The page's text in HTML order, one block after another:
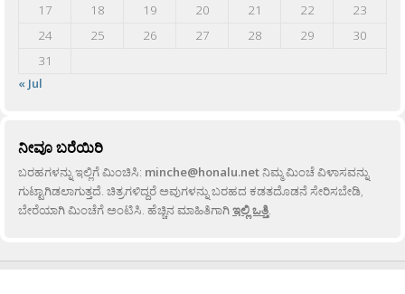
17
18 19 20 21 22
23
24
25 26 27 28 29
30
31
« Jul
ನೀವೂ ಬರೆಯಿರಿ
ಬರಹಗಳನ್ನು ಇಲ್ಲಿಗೆ ಮಿಂಚಿಸಿ: minche@honalu.netನಿಮ್ಮ ಮಿಂಚೆ ವಿಳಾಸವನ್ನು
ಗುಟ್ಟಾಗಿಡಲಾಗುತ್ತದೆ. ಚಿತ್ರಗಳಿದ್ದರೆ ಅವುಗಳನ್ನು ಬರಹದ ಕಡತದೊಡನೆ ಸೇರಿಸಬೇಡಿ,
ಬೇರೆಯಾಗಿ ಮಿಂಚೆಗೆ ಅಂಟಿಸಿ. ಹೆಚ್ಚಿನ ಮಾಹಿತಿಗಾಗಿಇಲ್ಲಿ ಒತ್ತಿ.